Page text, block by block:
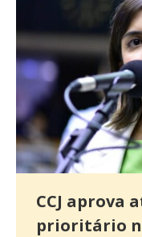
CCJ aprova
prioritário